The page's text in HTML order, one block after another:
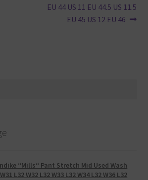
EU 44 US 11 EU 44.5 US 11.5
EU 45 US 12 EU 46
“Mills“ Pant Stretch Mid Used Wash
L32 W32 L32 W33 L32 W34 L32 W36 L32